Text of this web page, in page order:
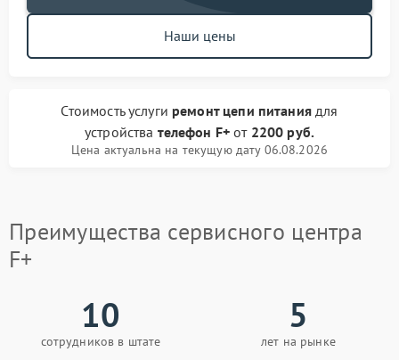
Наши цены
Стоимость услуги ремонт цепи питаниядля
устройства телефон F+ от 2200 руб.
Цена актуальна на текущую дату 06.08.2026
Преимущества сервисного центра
F+
10
сотрудников в штате
5
лет на рынке